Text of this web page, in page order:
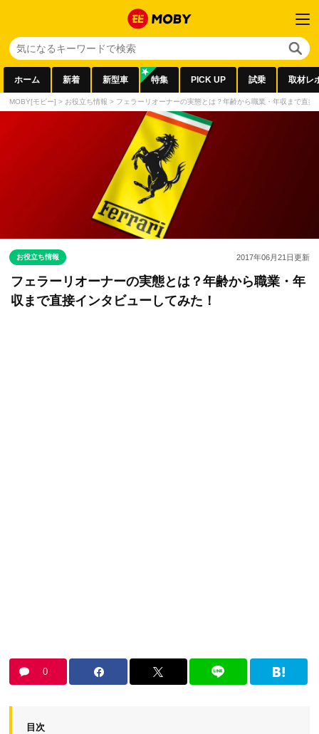
ホーム 新着 新型車 特集 PICK UP 試乗 取材レ
MOBY[モビー] > お役立ち情報 > フェラーリオーナーの実態とは？年齢から職業・年収まで直接
お役立ち情報 2017年06月21日更新
フェラーリオーナーの実態とは？年齢から職業・年
収まで直接インタビューしてみた！
0
目次